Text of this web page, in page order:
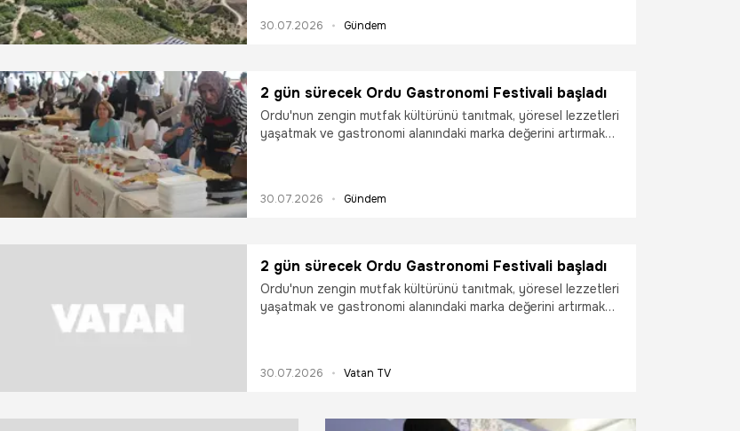
bulundu.
30.07.2026 Gündem
2 gün sürecek Ordu Gastronomi Festivali başladı
Ordu'nun zengin mutfak kültürünü tanıtmak, yöresel lezzetleri
yaşatmak ve gastronomi alanındaki marka değerini artırmak
30.07.2026 Gündem
2 gün sürecek Ordu Gastronomi Festivali başladı
Ordu'nun zengin mutfak kültürünü tanıtmak, yöresel lezzetleri
yaşatmak ve gastronomi alanındaki marka değerini artırmak
30.07.2026 Vatan TV